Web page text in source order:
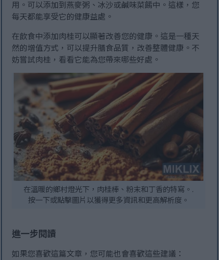
用。可以添加到燕麥粥、冰沙或鹹味菜餚中。這樣，您
每天都能享受它的健康益處。
在飲食中添加肉桂可以顯著改善您的健康。這是一種天
然的增值方式，可以提升膳食品質，改善整體健康。不
妨嘗試肉桂，看看它能為您帶來哪些好處。
在溫暖的鄉村燈光下，肉桂棒、粉末和丁香的特寫。.
按一下或點擊圖片以獲得更多資訊和更高解析度。
進一步閱讀
如果您喜歡這篇文章，您可能也會喜歡這些建議：